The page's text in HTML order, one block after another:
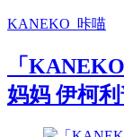
KANEKO_咔喵
「
妈妈 伊柯